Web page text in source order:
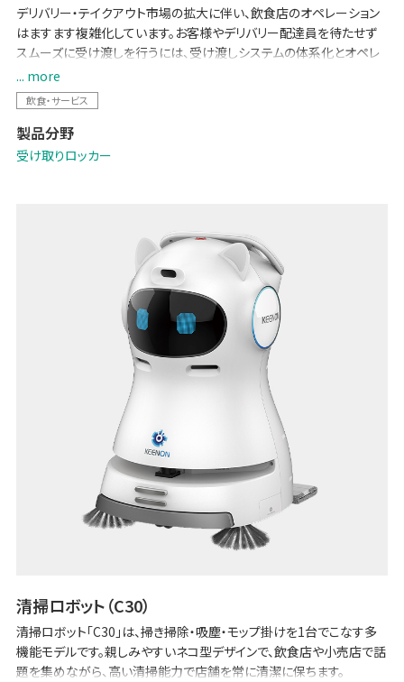
デリバリー・テイクアウト市場の拡大に伴い、飲食店のオペレーション
はますます複雑化しています。お客様やデリバリー配達員を待たせず
スムーズに受け渡しを行うには、受け渡しシステムの体系化とオペレ
ーション改善が不可欠です。
「ピックアップドア」は、店舗側はロッカーへ商品を収納するだけで引
き渡しを完了。受け取り手は待ち時間ゼロでスムーズに商品のピック
アップが可能です。
さらに、来店客と事前予約客・デリバリー配達員の導線を分けることで
... more
飲食・サービス
製品分野
受け取りロッカー
清掃ロボット（C30）
清掃ロボット「C30」は、掃き掃除・吸塵・モップ掛けを1台でこなす多
機能モデルです。親しみやすいネコ型デザインで、飲食店や小売店で話
題を集めながら、高い清掃能力で店舗を常に清潔に保ちます。